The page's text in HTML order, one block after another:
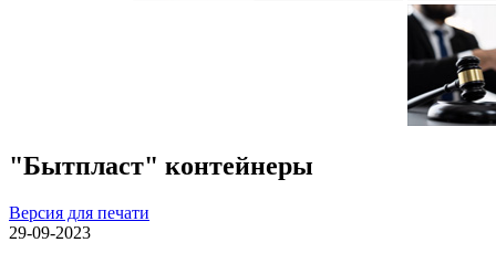
"Бытпласт" контейнеры
Версия для печати
29-09-2023